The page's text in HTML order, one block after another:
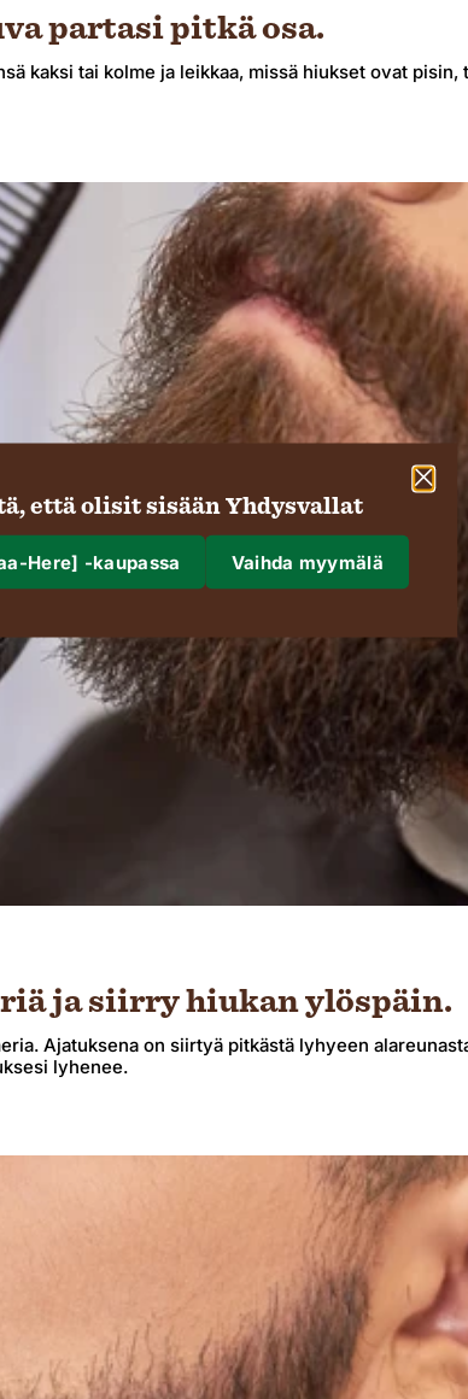
​​että olisit sisään Yhdysvallat
Here] -kaupassa Vaihda myymälä
partasi pitkä osa.
kaksi tai kolme ja leikkaa, missä hiukset ovat pisin,
ja siirry hiukan ylöspäin.
Ajatuksena on siirtyä pitkästä lyhyeen
lyhenee.